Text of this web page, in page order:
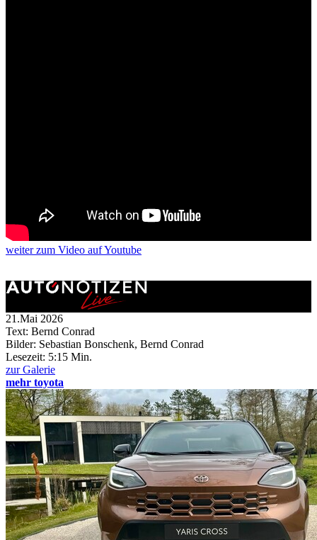
weiterzum Video auf Youtube
21.Mai 2026
Text: Bernd Conrad
Bilder: Sebastian Bonschenk, Bernd Conrad
Lesezeit: 5:15 Min.
zur Galerie
mehr toyota